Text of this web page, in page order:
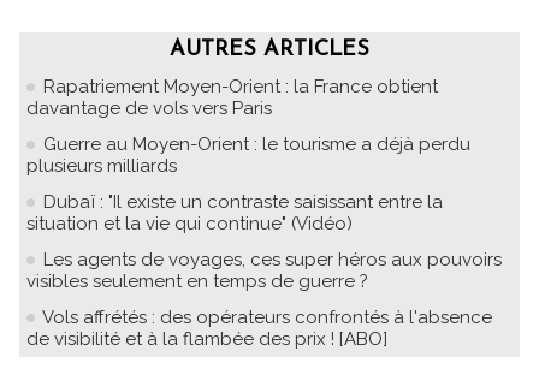
AUTRES ARTICLES
Rapatriement Moyen-Orient : la France obtient
davantage de vols vers Paris
Guerre au Moyen-Orient : le tourisme a déjà perdu
plusieurs milliards
Dubaï : "Il existe un contraste saisissant entre la
situation et la vie qui continue" (Vidéo)
Les agents de voyages, ces super héros aux pouvoirs
visibles seulement en temps de guerre ?
Vols affrétés : des opérateurs confrontés à l'absence
de visibilité et à la flambée des prix ! [ABO]